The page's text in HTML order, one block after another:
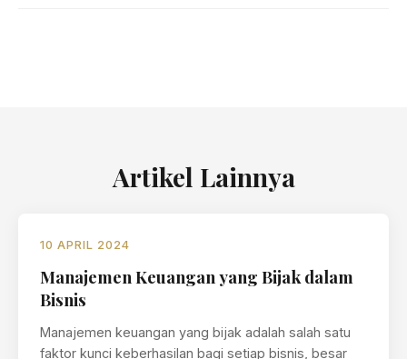
Artikel Lainnya
10 APRIL 2024
Manajemen Keuangan yang Bijak dalam
Bisnis
Manajemen keuangan yang bijak adalah salah satu
faktor kunci keberhasilan bagi setiap bisnis, besar